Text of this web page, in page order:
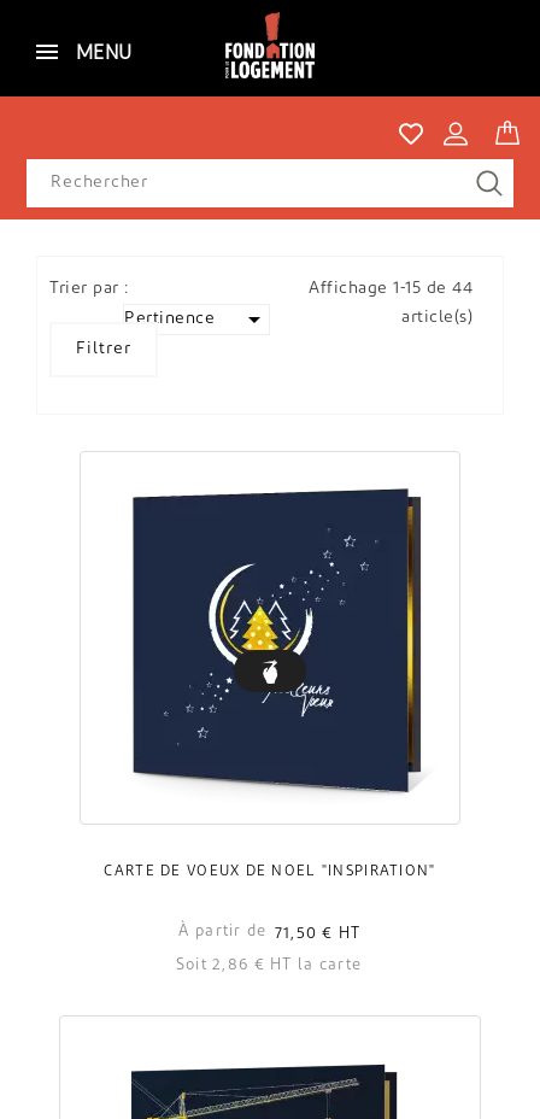
MENU
Trier par :
Pertinence

Filtrer
Affichage 1-15 de 44
article(s)
CARTE DE VOEUX DE NOËL "INSPIRATION"
À partir de 71,50 €
HT
Soit 2,86 € HT la carte